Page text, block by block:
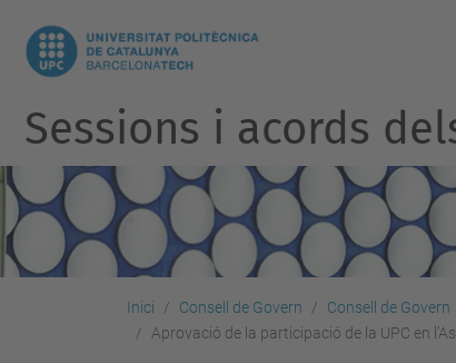
Sessions i acords
Inici Consell de Govern Consell de Govern
Aprovació de la participació de la UPC en